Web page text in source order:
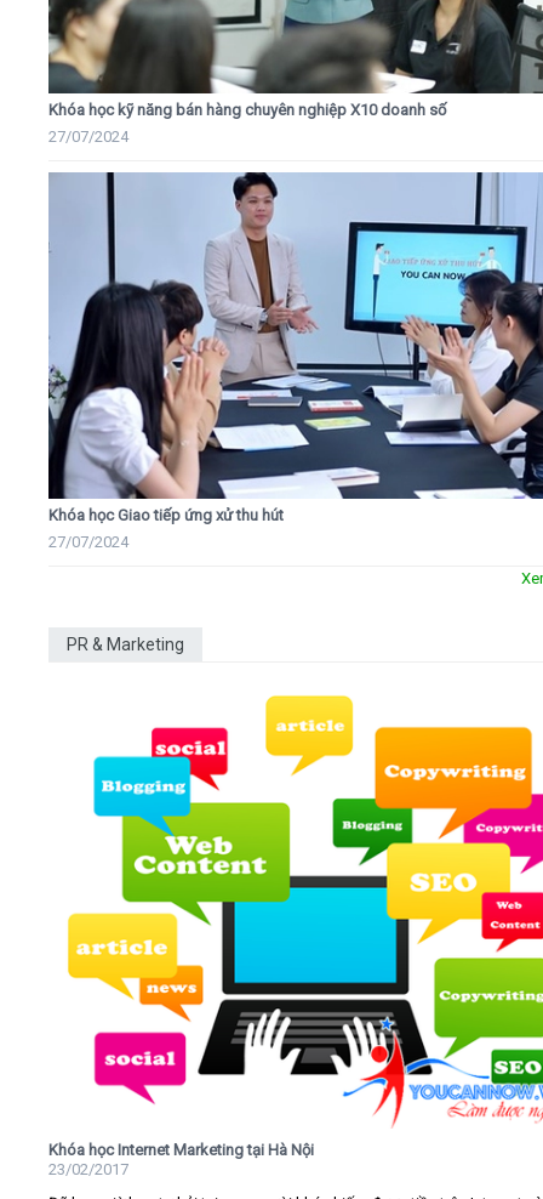
Khóa học kỹ năng bán hàng chuyên nghiệp X10 doanh số
27/07/2024
Khóa học Giao tiếp ứng xử thu hút
27/07/2024
PR & Marketing
Khóa học Internet Marketing tại Hà Nội
23/02/2017